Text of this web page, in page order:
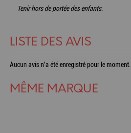
Tenir hors de portée des enfants.
LISTE DES AVIS
Aucun avis n'a été enregistré pour le moment.
MÊME MARQUE